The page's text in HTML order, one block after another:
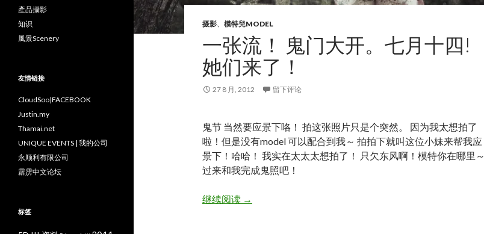
摄影、 模特兒MODEL
一张流！ 鬼门大开。七月十四!
她们来了！
27 8 月, 2012 留下评论
鬼节 当然要应景下咯！ 拍这张照片只是个突然。 因为我太想拍了
啦！但是没有model 可以配合到我～ 拍拍下就叫这位小妹来帮我应
景下！哈哈！ 我实在太太太想拍了！ 只欠东风啊！模特你在哪里～
过来和我完成鬼照吧！
继续阅读一张流！ 鬼门大开。七月十四! 她们来了！
→
產品攝影
知识
風景Scenery
友情链接
CloudSoo|FACEBOOK
Justin.my
Thamai.net
UNIQUE EVENTS | 我的公司
永顺利有限公司
霹雳中文论坛
标签